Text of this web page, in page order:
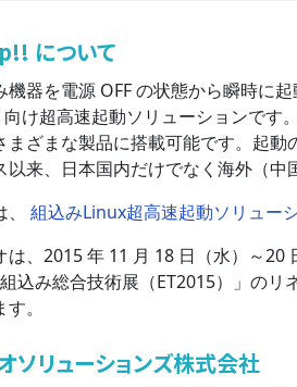
について
機器を電源 OFF の状態から瞬時に
け超高速起動ソリューションです
まざまな製品に搭載可能です。起
以来、日本国内だけでなく海外（中
組込みLinux超高速起動ソリュー
は、2015 年 11 月 18 日（水）～
込み総合技術展（ET2015）」の
。
ソリューションズ株式会社